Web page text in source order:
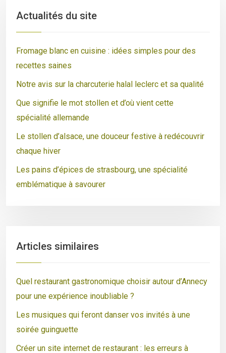
Actualités du site
Fromage blanc en cuisine : idées simples pour des
recettes saines
Notre avis sur la charcuterie halal leclerc et sa qualité
Que signifie le mot stollen et d’où vient cette
spécialité allemande
Le stollen d’alsace, une douceur festive à redécouvrir
chaque hiver
Les pains d’épices de strasbourg, une spécialité
emblématique à savourer
Articles similaires
Quel restaurant gastronomique choisir autour d’Annecy
pour une expérience inoubliable ?
Les musiques qui feront danser vos invités à une
soirée guinguette
Créer un site internet de restaurant : les erreurs à